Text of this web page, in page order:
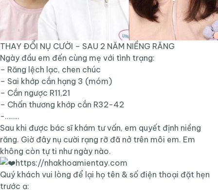
THAY ĐỔI NỤ CƯỜI – SAU 2 NĂM NIỀNG RĂNG
Ngày đầu em đến cùng mẹ với tình trạng:
– Răng lệch lạc, chen chúc
– Sai khớp cắn hạng 3 (móm)
– Cắn ngược R11,21
– Chấn thương khớp cắn R32-42
-……..
Sau khi được bác sĩ khám tư vấn, em quyết định niềng
răng. Giờ đây nụ cười rạng rỡ đã nở trên môi em. Em
không còn tự ti như ngày nào.
https://nhakhoamientay.com
Quý khách vui lòng để lại họ tên & số điện thoại đặt hẹn
trước ạ: